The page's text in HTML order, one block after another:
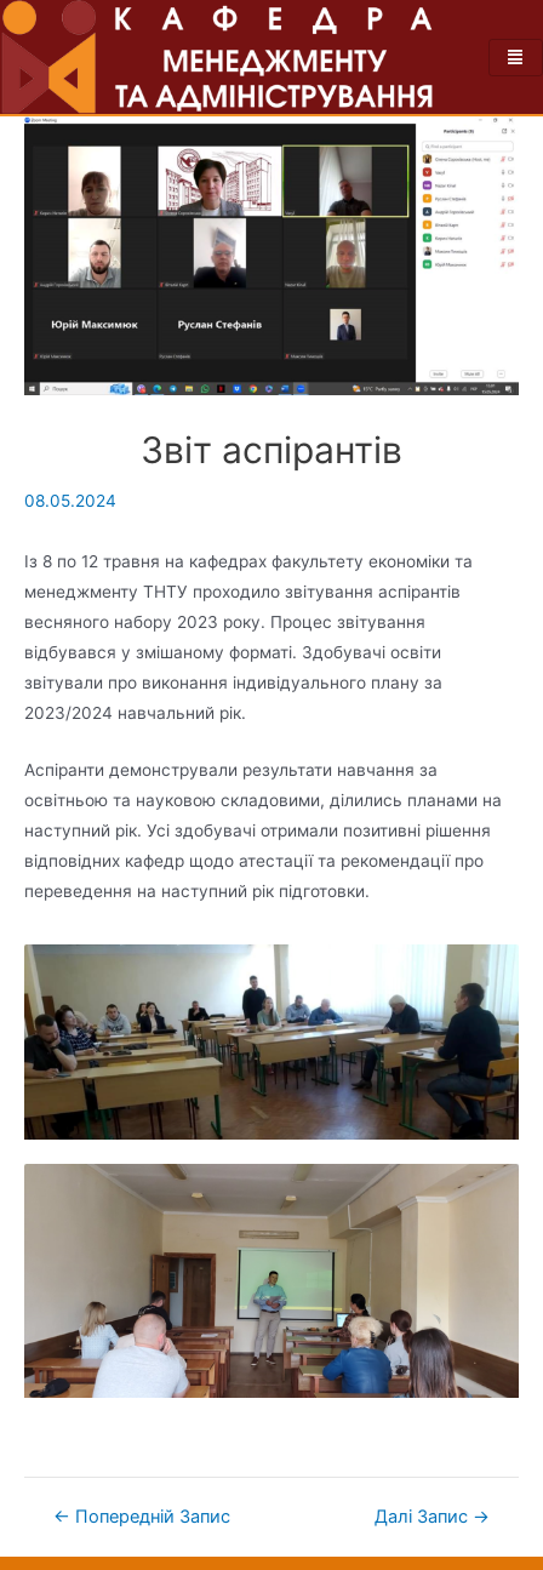
Звіт аспірантів
08.05.2024
Із 8 по 12 травня на кафедрах факультету економіки та
менеджменту ТНТУ проходило звітування аспірантів
весняного набору 2023 року. Процес звітування
відбувався у змішаному форматі. Здобувачі освіти
звітували про виконання індивідуального плану за
2023/2024 навчальний рік.
Аспіранти демонстрували результати навчання за
освітньою та науковою складовими, ділились планами на
наступний рік. Усі здобувачі отримали позитивні рішення
відповідних кафедр щодо атестації та рекомендації про
переведення на наступний рік підготовки.
← Попередній Запис Далі Запис →